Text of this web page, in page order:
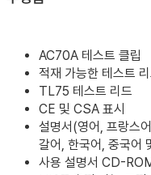
AC70A 테스트 클립
적재 가능한 테스트
TL75 테스트 리드
CE 및 CSA 표시
설명서(영어, 프랑스
갈어, 한국어, 중국어
사용 설명서 CD-